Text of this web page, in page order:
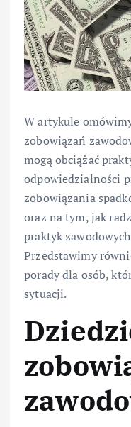
W artykule
zobowiązań
mogą obciążać
odpowiedzialności
zobowiązania
oraz na tym, jak
praktyk
Przedstawimy
porady dla osób,
sytuacji.